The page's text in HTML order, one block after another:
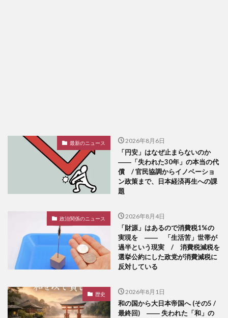
最新のニュース 2026年8月6日
「円安」はなぜ止まらないのか
――「失われた30年」の本当の代
償 / 官民協調からイノベーショ
ン政策まで、日本経済再生への課
題
政治関係のニュース 2026年8月4日
「財源」はあるので消費税1%の
実現を ―― 「生活苦」世帯が
過半という現実 / 消費税減税を
選挙公約にした政党が消費減税に
反対している
歴史 2026年8月1日
和の国から大日本帝国へ (その5 /
最終回) ―― 失われた「和」の